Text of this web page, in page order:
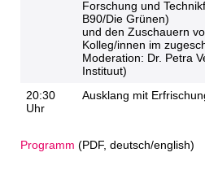
Forschung und
B90/Die Grünen)
und den Zuschauern
Kolleg/innen im
Moderation: Dr. Petra
Instituut)
20:30
Uhr
Ausklang mit
Programm (PDF, deutsch/english)